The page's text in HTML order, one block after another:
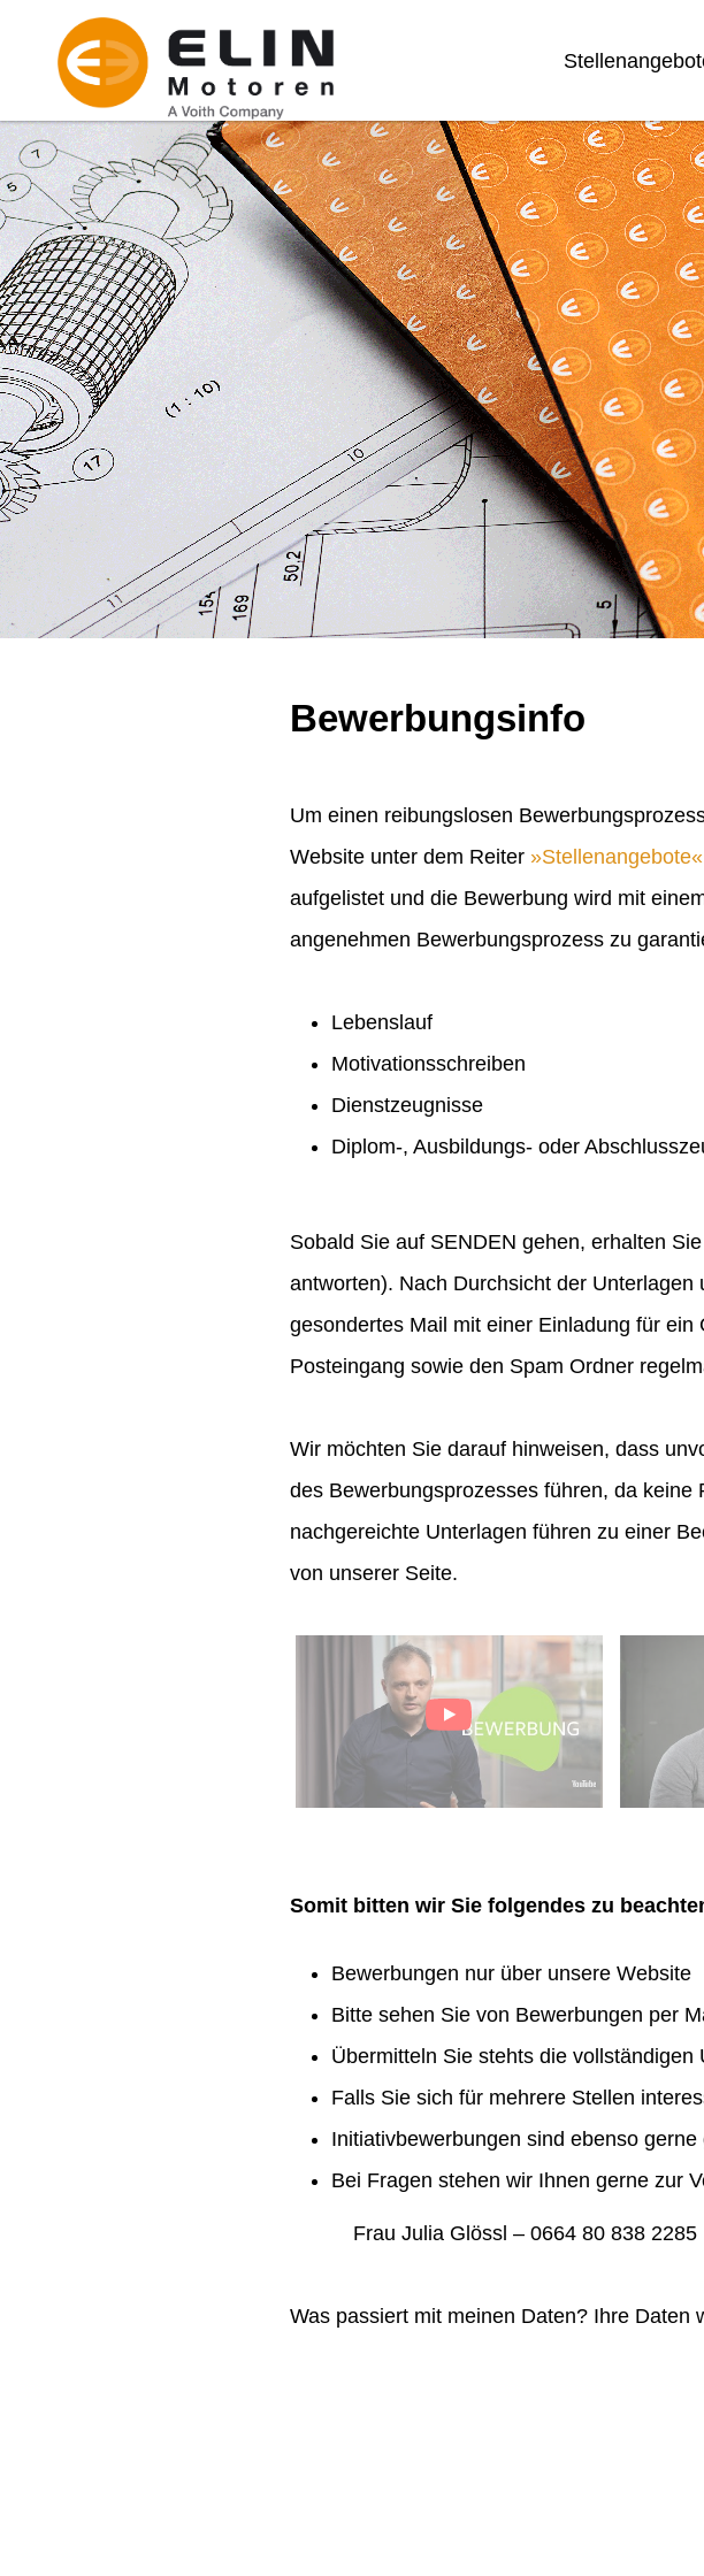
Bewerbungsinfo
Um einen reibungslosen
Website unter dem Reiter
Stellenangebote
aufgelistet und die Bewerbung wird mit
angenehmen Bewerbungsprozess zu
Lebenslauf
Motivationsschreiben
Dienstzeugnisse
Diplom-, Ausbildungs- oder
Sobald Sie auf SENDEN gehen, erhalten
antworten). Nach Durchsicht der
gesondertes Mail mit einer Einladung für
Posteingang sowie den Spam Ordner
Wir möchten Sie darauf hinweisen, dass
des Bewerbungsprozesses führen, da
nachgereichte Unterlagen führen zu einer
von unserer Seite.
Somit bitten wir Sie folgendes zu
Bewerbungen nur über unsere Website
Bitte sehen Sie von Bewerbungen per
Übermitteln Sie stehts die
Falls Sie sich für mehrere Stellen
Initiativbewerbungen sind ebenso gerne
Bei Fragen stehen wir Ihnen gerne zur
Frau Julia Glössl – 0664 80 838 2285
Was passiert mit meinen Daten? Ihre Daten